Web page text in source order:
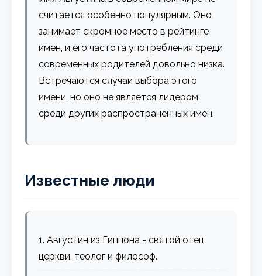
считается особенно популярным. Оно
занимает скромное место в рейтинге
имен, и его частота употребления среди
современных родителей довольно низка.
Встречаются случаи выбора этого
имени, но оно не является лидером
среди других распространенных имен.
Известные люди
1. Августин из Гиппона - святой отец
церкви, теолог и философ.